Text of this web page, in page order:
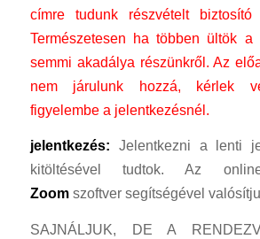
címre tudunk részvételt
Természetesen ha többen ültök
semmi akadálya részünkről.Az
nem járulunk hozzá, kérlek
figyelembe a jelentkezésnél.
jelentkezés: Jelentkezni a lenti
kitöltésével tudtok. Az
Zoomszoftver segítségével
SAJNÁLJUK, DE A